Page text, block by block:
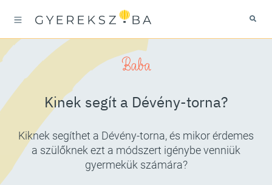
Baba
Kinek segít a Dévény-torna?
Kiknek segíthet a Dévény-torna, és mikor érdemes
a szülőknek ezt a módszert igénybe venniük
gyermekük számára?